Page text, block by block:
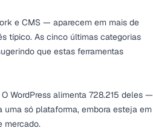
e CMS — aparecem em mais de
típico. As cinco últimas categorias
que estas ferramentas
WordPress alimenta 728.215 deles —
uma só plataforma, embora esteja em
mercado.